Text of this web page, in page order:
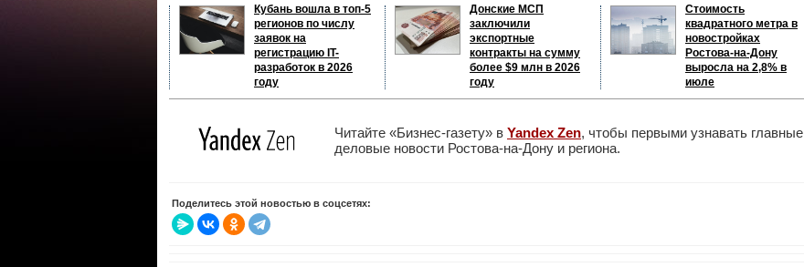
Кубань вошла в топ-5
регионов по числу
заявок на
регистрацию IT-
разработок в 2026
году
Донские МСП
заключили
экспортные
контракты на сумму
более $9 млн в 2026
году
Стоимость
квадратного метра в
новостройках
Ростова-на-Дону
выросла на 2,8% в
июле
Читайте «Бизнес-газету» в Yandex Zen, чтобы первыми узнавать главные
деловые новости Ростова-на-Дону и региона.
Поделитесь этой новостью в соцсетях: